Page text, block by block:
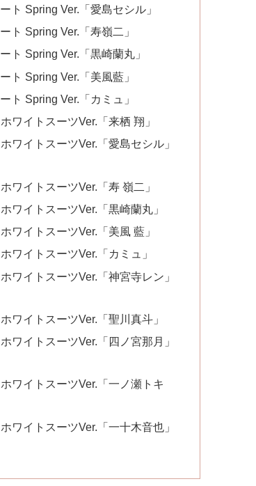
ト Spring Ver.「愛島セシル」
ト Spring Ver.「寿嶺二」
ト Spring Ver.「黒崎蘭丸」
ト Spring Ver.「美風藍」
ト Spring Ver.「カミュ」
ワイトスーツVer.「来栖 翔」
ワイトスーツVer.「愛島セシル」
ワイトスーツVer.「寿 嶺二」
ワイトスーツVer.「黒崎蘭丸」
ワイトスーツVer.「美風 藍」
ワイトスーツVer.「カミュ」
ワイトスーツVer.「神宮寺レン」
ワイトスーツVer.「聖川真斗」
ワイトスーツVer.「四ノ宮那月」
ワイトスーツVer.「一ノ瀬トキ
ワイトスーツVer.「一十木音也」